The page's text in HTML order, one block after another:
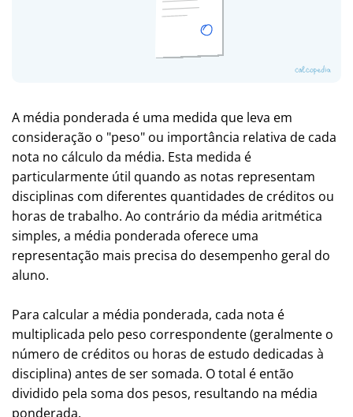
A média ponderada é uma medida que leva em
consideração o "peso" ou importância relativa de cada
nota no cálculo da média. Esta medida é
particularmente útil quando as notas representam
disciplinas com diferentes quantidades de créditos ou
horas de trabalho. Ao contrário da média aritmética
simples, a média ponderada oferece uma
representação mais precisa do desempenho geral do
aluno.
Para calcular a média ponderada, cada nota é
multiplicada pelo peso correspondente (geralmente o
número de créditos ou horas de estudo dedicadas à
disciplina) antes de ser somada. O total é então
dividido pela soma dos pesos, resultando na média
ponderada.